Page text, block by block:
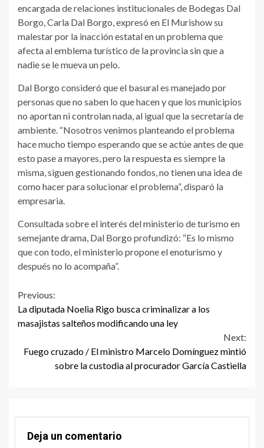
encargada de relaciones institucionales de Bodegas Dal
Borgo, Carla Dal Borgo, expresó en El Murishow su
malestar por la inacción estatal en un problema que
afecta al emblema turístico de la provincia sin que a
nadie se le mueva un pelo.
Dal Borgo consideró que el basural es manejado por
personas que no saben lo que hacen y que los municipios
no aportan ni controlan nada, al igual que la secretaría de
ambiente. “Nosotros venimos planteando el problema
hace mucho tiempo esperando que se actúe antes de que
esto pase a mayores, pero la respuesta es siempre la
misma, siguen gestionando fondos, no tienen una idea de
como hacer para solucionar el problema”, disparó la
empresaria.
Consultada sobre el interés del ministerio de turismo en
semejante drama, Dal Borgo profundizó: “Es lo mismo
que con todo, el ministerio propone el enoturismo y
después no lo acompaña”.
Continue
Reading
Previous:
La diputada Noelia Rigo busca criminalizar a los
masajistas salteños modificando una ley
Next:
Fuego cruzado / El ministro Marcelo Domínguez mintió
sobre la custodia al procurador García Castiella
Deja un comentario